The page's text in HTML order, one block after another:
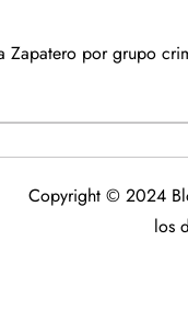
Zapatero por grupo
Copyright © 2024
los